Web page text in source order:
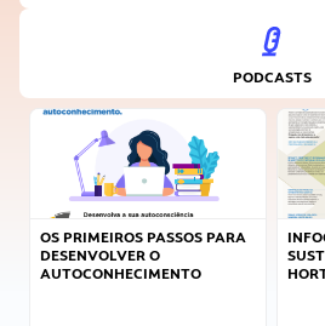
PODCASTS
OS PRIMEIROS PASSOS PARA
DESENVOLVER O
AUTOCONHECIMENTO